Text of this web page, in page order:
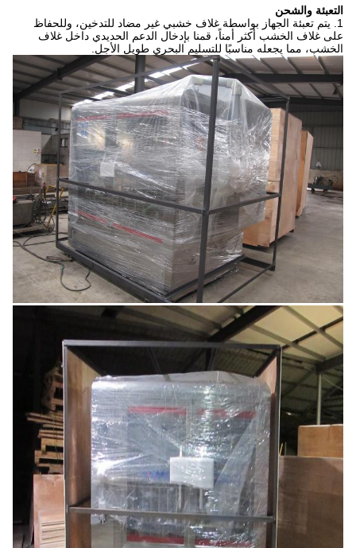
التعبئة والشحن
1. يتم تعبئة الجهاز بواسطة غلاف خشبي غير مضاد للتدخين، وللحفاظ
على غلاف الخشب أكثر أمناً، قمنا بإدخال الدعم الحديدي داخل غلاف
الخشب، مما يجعله مناسبًا للتسليم البحري طويل الأجل.